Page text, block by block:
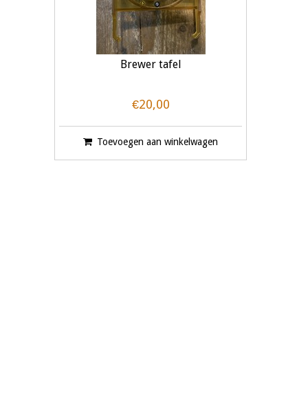
Brewer tafel
€20,00
Toevoegen aan winkelwagen